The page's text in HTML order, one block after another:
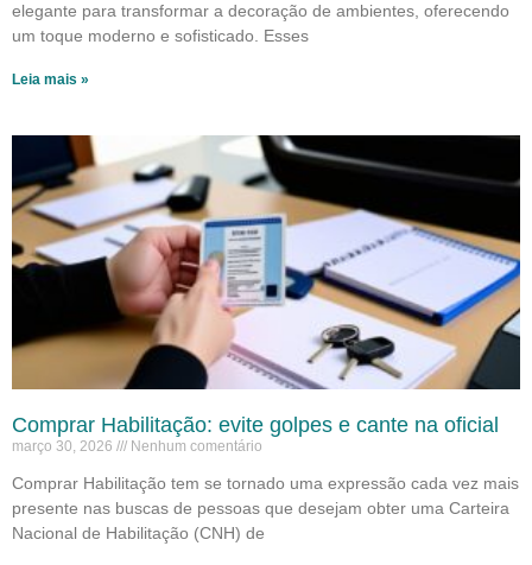
elegante para transformar a decoração de ambientes, oferecendo
um toque moderno e sofisticado. Esses
Leia mais »
Comprar Habilitação: evite golpes e cante na oficial
março 30, 2026 Nenhum comentário
Comprar Habilitação tem se tornado uma expressão cada vez mais
presente nas buscas de pessoas que desejam obter uma Carteira
Nacional de Habilitação (CNH) de